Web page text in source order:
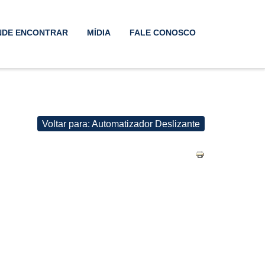
ENCONTRAR MÍDIA FALE CONOSCO
Voltar para: Automatizador Deslizante